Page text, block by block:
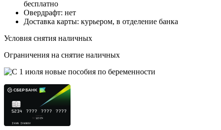
бесплатно
Овердрафт: нет
Доставка карты: курьером, в отделение банка
Условия снятия наличных
Ограничения на снятие наличных